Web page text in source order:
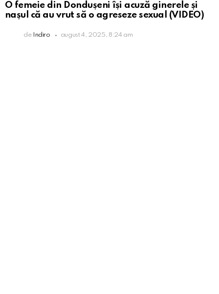
O femeie din Dondușeni își acuză ginerele și
nașul că au vrut să o agreseze sexual (VIDEO)
de Indiro august 4, 2025, 8:24 am